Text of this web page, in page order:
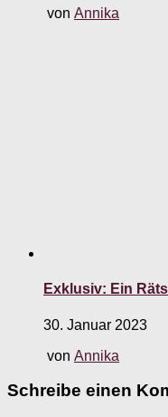
von Annika
Exklusiv: Ein
30. Januar 2023
von Annika
Schreibe einen